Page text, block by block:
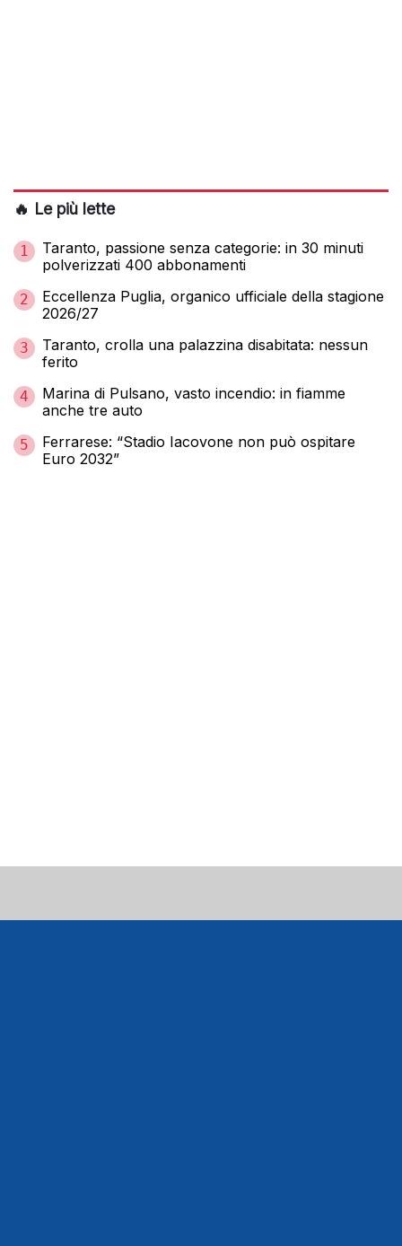
🔥 Le più lette
1
Taranto, passione senza categorie: in 30 minuti
polverizzati 400 abbonamenti
2
Eccellenza Puglia, organico ufficiale della stagione
2026/27
3
Taranto, crolla una palazzina disabitata: nessun
ferito
4
Marina di Pulsano, vasto incendio: in fiamme
anche tre auto
5
Ferrarese: “Stadio Iacovone non può ospitare
Euro 2032”